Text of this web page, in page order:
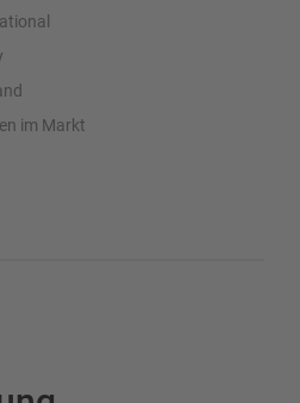
im Markt
individuell mit unseren